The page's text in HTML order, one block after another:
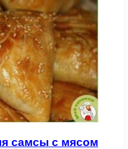
самсы с мясом